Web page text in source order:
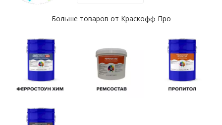
Больше товаров от Краскофф Про